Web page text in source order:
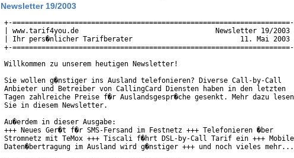
Newsletter 19/2003
+-
| www.tarif4you.de                                 Newsletter 19/2003
| Ihr pers�nlicher Tarifberater                          11. Mai 2003
+-
Willkommen zu unserem heutigen Newsletter!
Sie wollen g�nstiger ins Ausland telefonieren? Diverse Call-by-Call
Anbieter und Betreiber von CallingCard Diensten haben in den letzten
Tagen zahlreiche Preise f�r Auslandsgespr�che gesenkt. Mehr dazu lesen
Sie in diesem Newsletter.
Au�erdem in dieser Ausgabe:
+++ Neues Ger�t f�r SMS-Fersand im Festnetz +++ Telefonieren �ber
Stromnetz mit TeMox +++ Tiscali f�hrt DSL-by-Call Tarif ein +++ Mobile
Daten�bertragung im Ausland wird g�nstiger +++ und noch vieles mehr...